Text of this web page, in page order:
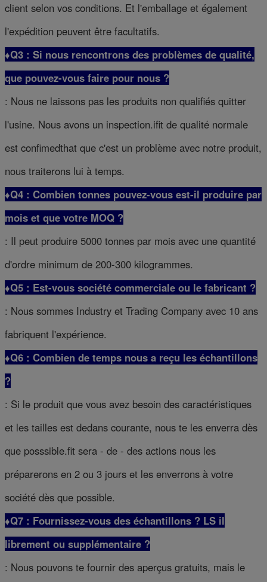
client selon vos conditions. Et l'emballage et également
l'expédition peuvent être facultatifs.
♦Q3 : Si nous rencontrons des problèmes de qualité,
que pouvez-vous faire pour nous ?
: Nous ne laissons pas les produits non qualifiés quitter
l'usine. Nous avons un inspection.ifit de qualité normale
est confimedthat que c'est un problème avec notre produit,
nous traiterons lui à temps.
♦Q4 : Combien tonnes pouvez-vous est-il produire par
mois et que votre MOQ ?
: Il peut produire 5000 tonnes par mois avec une quantité
d'ordre minimum de 200-300 kilogrammes.
♦Q5 : Est-vous société commerciale ou le fabricant ?
: Nous sommes Industry et Trading Company avec 10 ans
fabriquent l'expérience.
♦Q6 : Combien de temps nous a reçu les échantillons
?
: Si le produit que vous avez besoin des caractéristiques
et les tailles est dedans courante, nous te les enverra dès
que posssible.fit sera - de - des actions nous les
préparerons en 2 ou 3 jours et les enverrons à votre
société dès que possible.
♦Q7 : Fournissez-vous des échantillons ? LS il
librement ou supplémentaire ?
: Nous pouvons te fournir des aperçus gratuits, mais le